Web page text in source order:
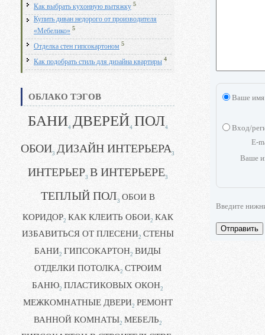
Как выбрать кухонную вытяжку 5
Купить диван недорого от производителя
«Мебелико» 5
Отделка стен гипсокартоном 5
Как подобрать стиль для дизайна квартиры 4
ОБЛАКО ТЭГОВ
БАНИ4 ДВЕРЕЙ4 ПОЛ4
ОБОИ3 ДИЗАЙН ИНТЕРЬЕРА3
ИНТЕРЬЕР3 В ИНТЕРЬЕРЕ3
ТЕПЛЫЙ ПОЛ3 ОБОИ В
КОРИДОР2 КАК КЛЕИТЬ ОБОИ2 КАК
ИЗБАВИТЬСЯ ОТ ПЛЕСЕНИ2 СТЕНЫ
БАНИ2 ГИПСОКАРТОН2 ВИДЫ
ОТДЕЛКИ ПОТОЛКА2 СТРОИМ
БАНЮ2 ПЛАСТИКОВЫХ ОКОН2
МЕЖКОМНАТНЫЕ ДВЕРИ2 РЕМОНТ
ВАННОЙ КОМНАТЫ2 МЕБЕЛЬ2
Ваше имя
Вход/
E-
Ваше
Введите
Отправить